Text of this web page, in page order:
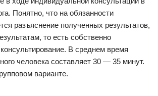
Понятно, что на обязанности
разъяснение полученных результатов,
то есть собственно
В среднем время
человека составляет 30 — 35 минут.
варианте.